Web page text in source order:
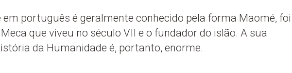
português é geralmente conhecido pela forma Maomé, foi
que viveu no século VII e o fundador do islão. A sua
da Humanidade é, portanto, enorme.